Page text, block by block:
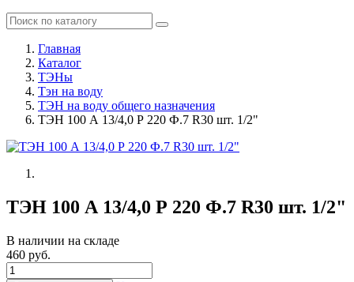
Главная
Каталог
ТЭНы
Тэн на воду
ТЭН на воду общего назначения
ТЭН 100 А 13/4,0 Р 220 Ф.7 R30 шт. 1/2"
ТЭН 100 А 13/4,0 Р 220 Ф.7 R30 шт. 1/2"
В наличии на складе
460 руб.